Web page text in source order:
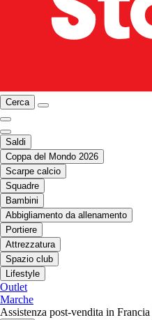
Cerca
Saldi
Coppa del Mondo 2026
Scarpe calcio
Squadre
Bambini
Abbigliamento da allenamento
Portiere
Attrezzatura
Spazio club
Lifestyle
Outlet
Marche
Assistenza post-vendita in Francia